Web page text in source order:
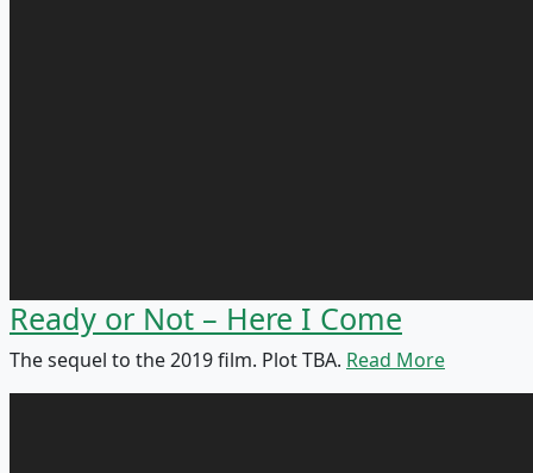
Ready or Not – Here I Come
The sequel to the 2019 film. Plot TBA. Read More